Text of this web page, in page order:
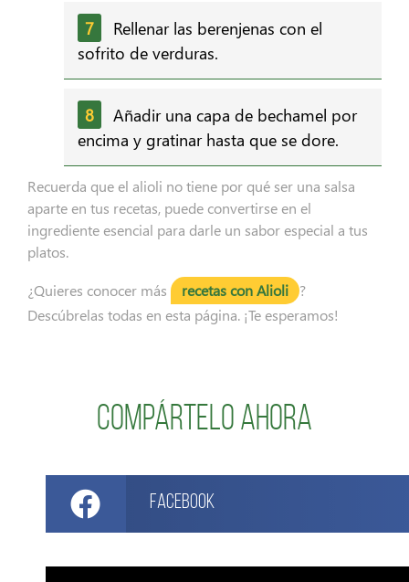
Rellenar las berenjenas con el
sofrito de verduras.
Añadir una capa de bechamel por
encima y gratinar hasta que se dore.
Recuerda que el alioli no tiene por qué ser una salsa
aparte en tus recetas, puede convertirse en el
ingrediente esencial para darle un sabor especial a tus
platos.
¿Quieres conocer más
recetas con Alioli
?
Descúbrelas todas en esta página. ¡Te esperamos!
Compártelo ahora
Facebook